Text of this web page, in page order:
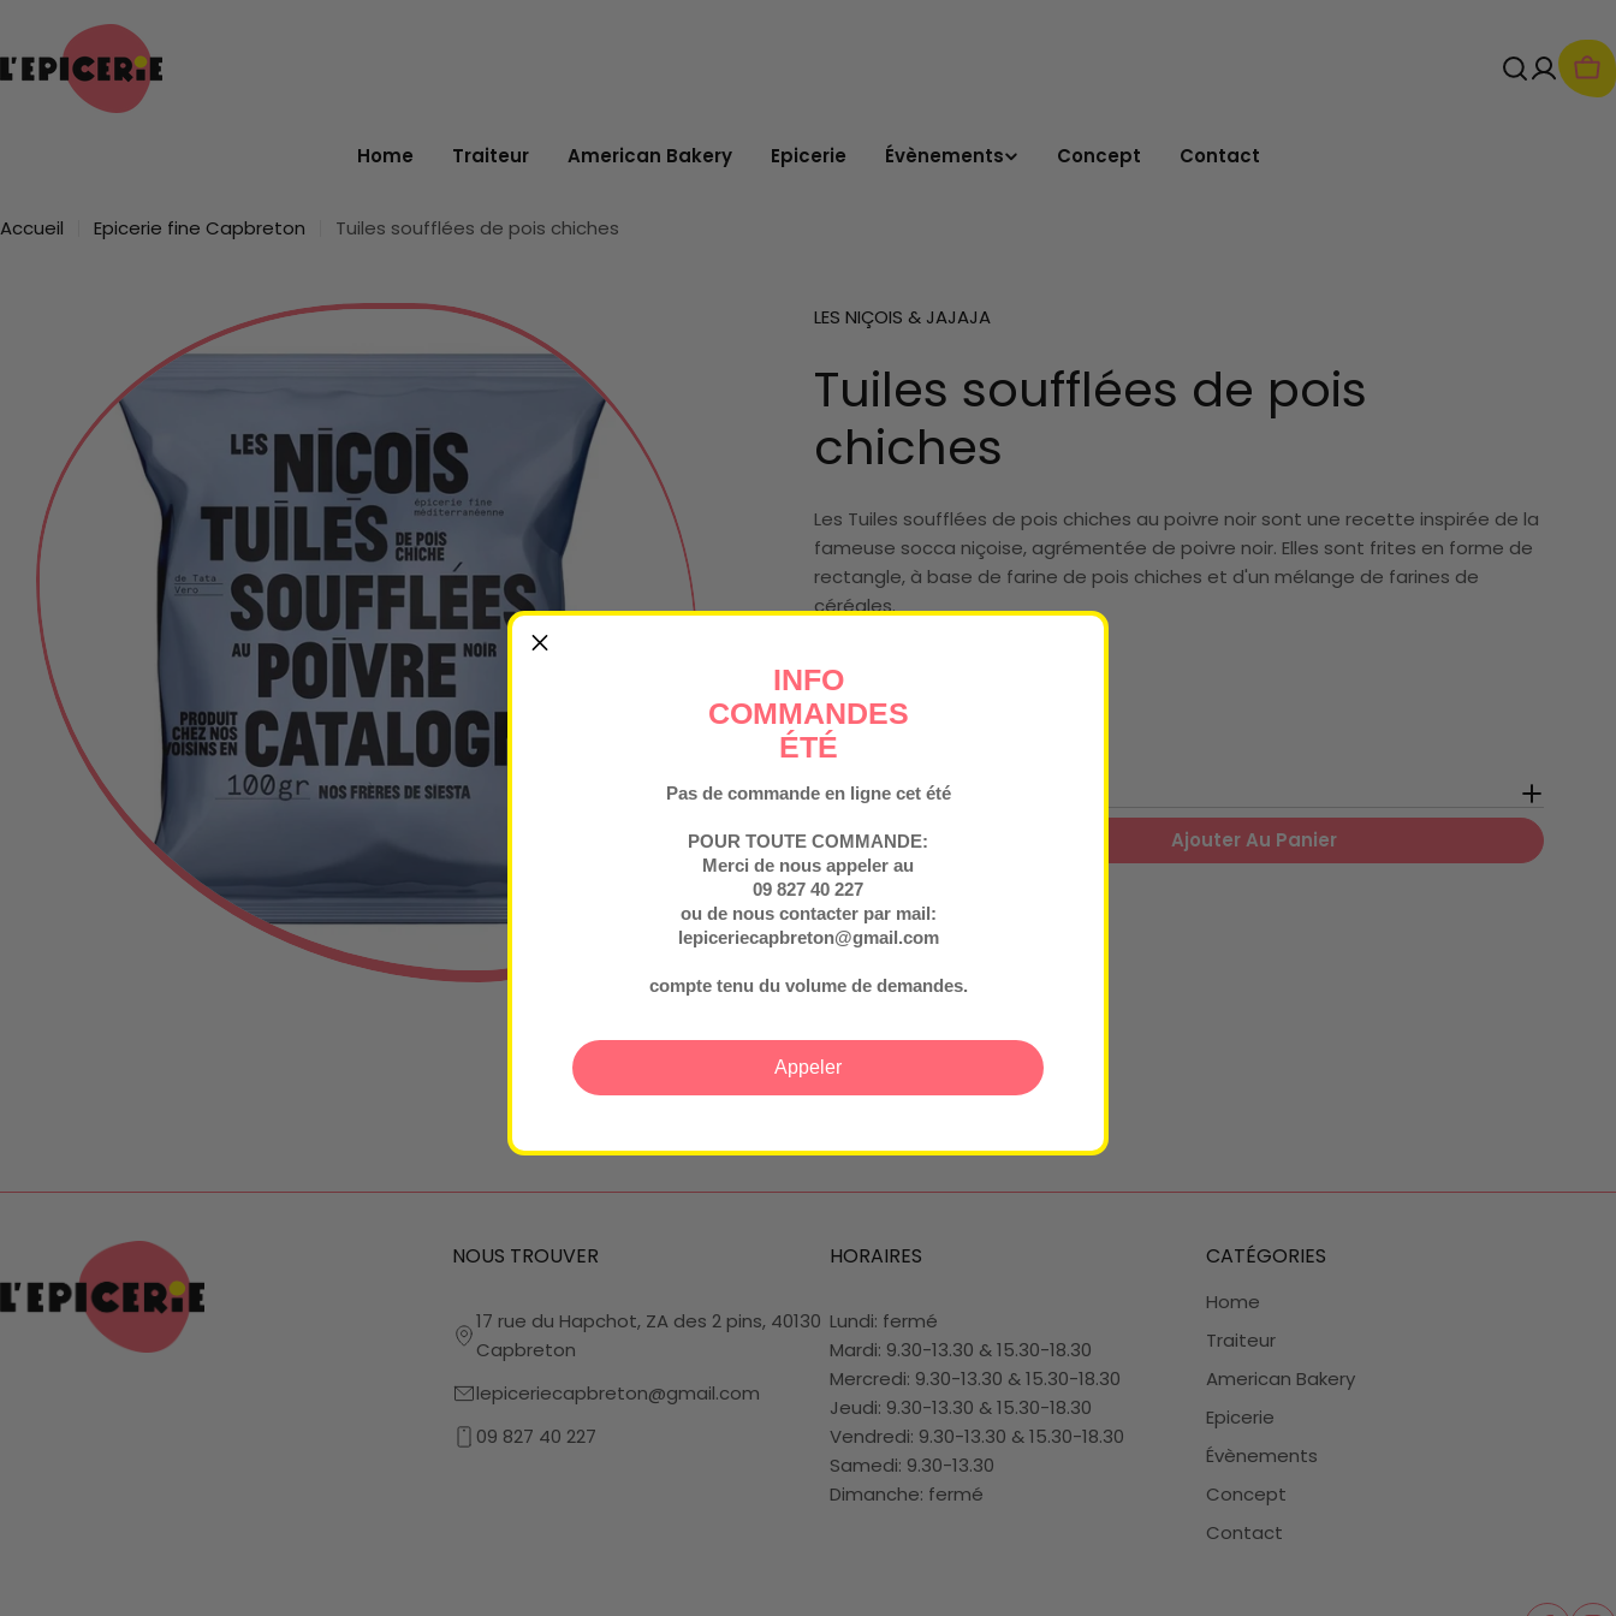
contenu
Home Traiteur American Bakery Epicerie Évènements Concept Contact
Accueil Epicerie fine Capbreton Tuiles soufflées de pois chiches
informations
produit
Ouvrir le média 0 en mode modal
LES NIÇOIS & JAJAJA
Tuiles soufflées de pois
chiches
Les Tuiles soufflées de pois chiches au poivre noir sont une recette inspirée de la
fameuse socca niçoise, agrémentée de poivre noir. Elles sont frites en forme de
rectangle, à base de farine de pois chiches et d'un mélange de farines de
céréales.
Prix
régulier
€2,90
Taxe incluse.
Conservation
Quantité
Diminuer La Quantité Pour Tuiles Soufflées De Pois Chiches
Augmenter La Quantité Pour Tuiles Soufflées De Pois Chiches
Ajouter Au Panier
NOUS TROUVER
17 rue du Hapchot, ZA des 2 pins, 40130
Capbreton
lepiceriecapbreton@gmail.com
09 827 40 227
HORAIRES
Lundi: fermé
Mardi: 9.30-13.30 & 15.30-18.30
Mercredi: 9.30-13.30 & 15.30-18.30
Jeudi: 9.30-13.30 & 15.30-18.30
Vendredi: 9.30-13.30 & 15.30-18.30
Samedi: 9.30-13.30
Dimanche: fermé
CATÉGORIES
Home
Traiteur
American Bakery
Epicerie
Évènements
Concept
Contact
INFO
COMMANDES
ÉTÉ
Pas de commande en ligne cet été
POUR TOUTE COMMANDE:
Merci de nous appeler au
09 827 40 227
ou de nous contacter par mail:
lepiceriecapbreton@gmail.com
compte tenu du volume de demandes.
Appeler